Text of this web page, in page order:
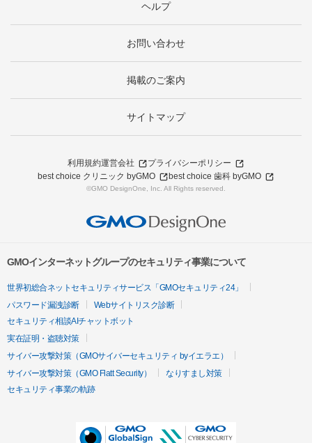
ヘルプ
お問い合わせ
掲載のご案内
サイトマップ
利用規約運営会社
プライバシーポリシー
best choice クリニック byGMO
best choice 歯科 byGMO
©GMO DesignOne, Inc. All Rights reserved.
GMOインターネットグループのセキュリティ事業について
世界初総合ネットセキュリティサービス「GMOセキュリティ24」
パスワード漏洩診断
Webサイトリスク診断
セキュリティ相談AIチャットボット
実在証明・盗聴対策
サイバー攻撃対策（GMOサイバーセキュリティ byイエラエ）
サイバー攻撃対策（GMO Flatt Security）
なりすまし対策
セキュリティ事業の軌跡